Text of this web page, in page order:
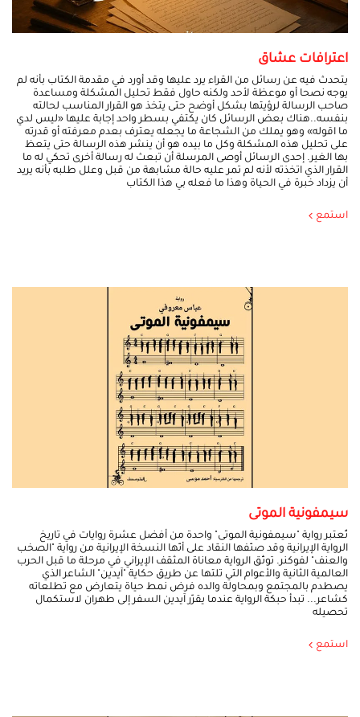
اعترافات عشاق
يتحدث فيه عن رسائل من القراء يرد عليها وقد أورد في مقدمة الكتاب بأنه لم
يوجه نصحا أو موعظة لأحد ولكنه حاول فقط تحليل المشكلة ومساعدة
صاحب الرسالة لرؤيتها بشكل أوضح حتى يتخذ هو القرار المناسب لحالته
بنفسه..هناك بعض الرسائل كان يكتفي بسطر واحد إجابة عليها «ليس لدي
ما اقوله» وهو يملك من الشجاعة ما يجعله يعترف بعدم معرفته أو قدرته
على تحليل هذه المشكلة وكل ما بيده هو أن ينشر هذه الرسالة حتى يتعظ
بها الغير. إحدى الرسائل أوصى المرسلة أن تبعث له رسالة أخرى تحكي له ما
القرار الذي اتخذته لأنه لم تمر عليه حالة مشابهة من قبل وعلل طلبه بأنه يريد
أن يزداد خبرة في الحياة وهذا ما فعله بي هذا الكتاب
استمع
سيمفونية الموتى
تُعتبر رواية "سيمفونية الموتى" واحدة من أفضل عشرة روايات في تاريخ
الرواية الإيرانية وقد صنّفها النقاد على أنّها النسخة الإيرانية من رواية "الصخب
والعنف" لفوكنر. توثّق الرواية معاناة المثقف الإيراني في مرحلة ما قبل الحرب
العالمية الثانية والأعوام التي تلتها عن طريق حكاية "آيدين" الشاعر الذي
يصطدم بالمجتمع وبمحاولة والده فرض نمط حياة يتعارض مع تطلعاته
كشاعر... تبدأ حبكة الرواية عندما يقرّر آيدين السفر إلى طهران لاستكمال
تحصيله
استمع